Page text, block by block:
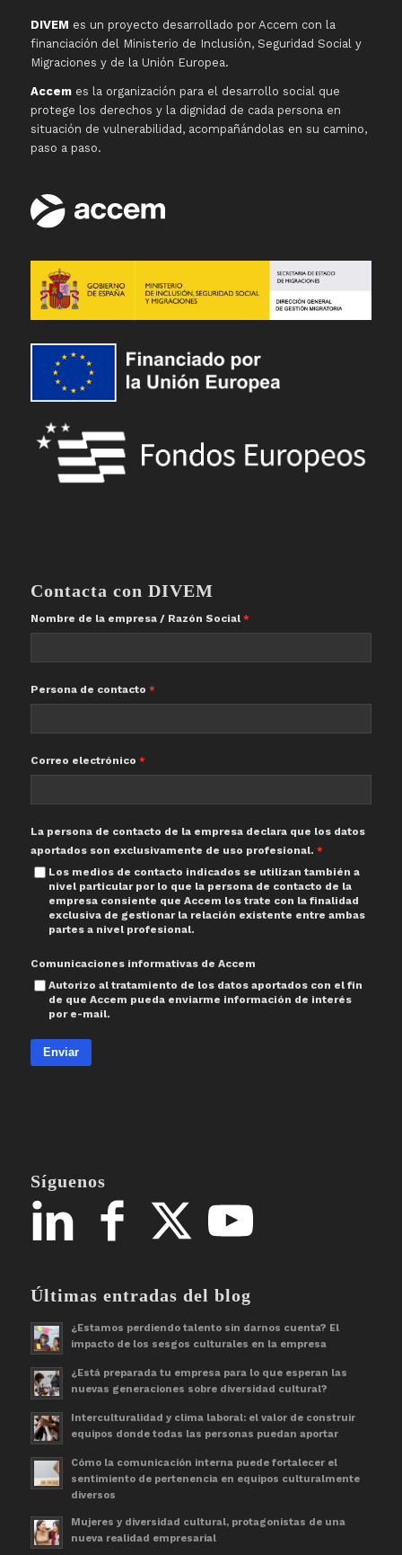
DIVEM es un proyecto desarrollado por Accem con la
financiación del Ministerio de Inclusión, Seguridad Social y
Migraciones y de la Unión Europea.
Accemes la organización para el desarrollo social que
protege los derechos y la dignidad de cada persona en
situación de vulnerabilidad, acompañándolas en su camino,
paso a paso.
Contacta con DIVEM
Nombre de la empresa / Razón Social
Persona de contacto
Correo electrónico
La persona de contacto de la empresa declara que los datos
aportados son exclusivamente de uso profesional.
Los medios de contacto indicados se utilizan también a
nivel particular por lo que la persona de contacto de la
empresa consiente que Accem los trate con la finalidad
exclusiva de gestionar la relación existente entre ambas
partes a nivel profesional.
Comunicaciones informativas de Accem
Autorizo al tratamiento de los datos aportados con el fin
de que Accem pueda enviarme información de interés
por e-mail.
Enviar
Síguenos
Últimas entradas del blog
¿Estamos perdiendo talento sin darnos cuenta? El
impacto de los sesgos culturales en la empresa
¿Está preparada tu empresa para lo que esperan las
nuevas generaciones sobre diversidad cultural?
Interculturalidad y clima laboral: el valor de construir
equipos donde todas las personas puedan aportar
Cómo la comunicación interna puede fortalecer el
sentimiento de pertenencia en equipos culturalmente
diversos
Mujeres y diversidad cultural, protagonistas de una
nueva realidad empresarial